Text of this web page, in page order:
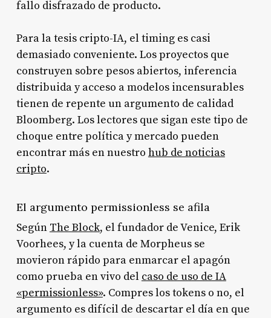
fallo disfrazado de producto.
Para la tesis cripto-IA, el timing es casi
demasiado conveniente. Los proyectos que
construyen sobre pesos abiertos, inferencia
distribuida y acceso a modelos incensurables
tienen de repente un argumento de calidad
Bloomberg. Los lectores que sigan este tipo de
choque entre política y mercado pueden
encontrar más en nuestro hub de noticias
cripto.
El argumento permissionless se afila
Según The Block, el fundador de Venice, Erik
Voorhees, y la cuenta de Morpheus se
movieron rápido para enmarcar el apagón
como prueba en vivo del caso de uso de IA
«permissionless». Compres los tokens o no, el
argumento es difícil de descartar el día en que